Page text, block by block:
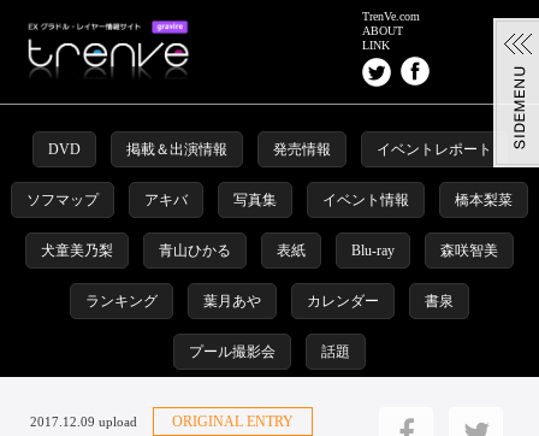
TrenVe.com
ABOUT
LINK
DVD 掲載＆出演情報 発売情報 イベントレポート
ソフマップ アキバ 写真集 イベント情報 橋本梨菜
犬童美乃梨 青山ひかる 表紙 Blu-ray 森咲智美
ランキング 葉月あや カレンダー 書泉
プール撮影会 話題
2017.12.09 upload ORIGINAL ENTRY